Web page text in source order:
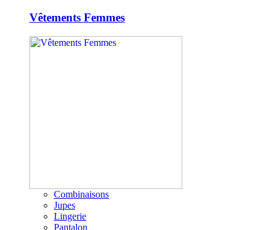
Vêtements Femmes
Combinaisons
Jupes
Lingerie
Pantalon